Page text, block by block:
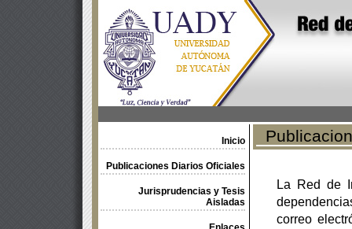
Inicio
Publicaciones Diarios Oficiales
Jurisprudencias y Tesis
Aisladas
La Red de
correo